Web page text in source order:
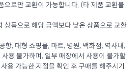
으로만 교환이 가능합니다. (타 제품 교환불
상품으로 해당 금액보다 낮은 상품으로 교환
항, 대형 쇼핑몰, 마트, 병원, 백화점, 역사내,
용 불가하며, 일부 매장에서 사용이 불가할
용 가능한 지점을 확인 후 구매를 해주시기